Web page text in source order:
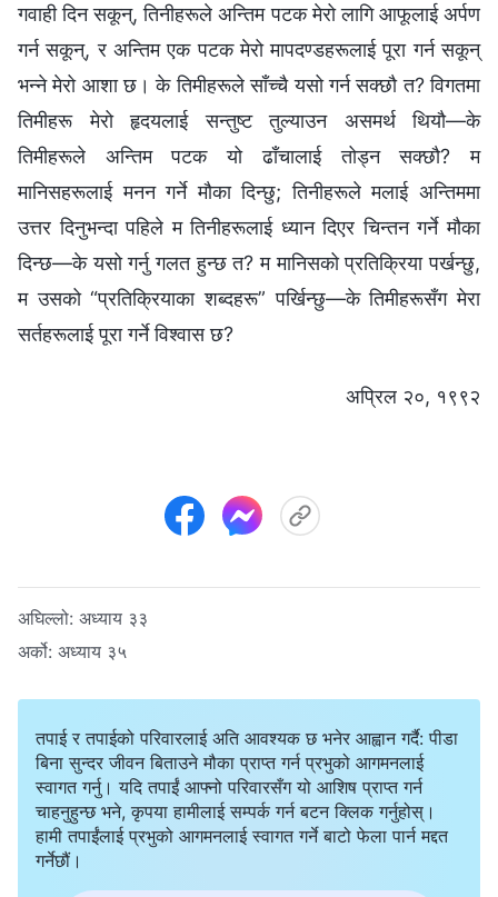
गवाही दिन सकून्, तिनीहरूले अन्तिम पटक मेरो लागि आफूलाई अर्पण
गर्न सकून्, र अन्तिम एक पटक मेरो मापदण्डहरूलाई पूरा गर्न सकून्
भन्‍ने मेरो आशा छ। के तिमीहरूले साँच्‍चै यसो गर्न सक्छौ त? विगतमा
तिमीहरू मेरो हृदयलाई सन्तुष्ट तुल्याउन असमर्थ थियौ—के
तिमीहरूले अन्तिम पटक यो ढाँचालाई तोड्न सक्छौ? म
मानिसहरूलाई मनन गर्ने मौका दिन्छु; तिनीहरूले मलाई अन्तिममा
उत्तर दिनुभन्दा पहिले म तिनीहरूलाई ध्यान दिएर चिन्तन गर्ने मौका
दिन्छ—के यसो गर्नु गलत हुन्छ त? म मानिसको प्रतिक्रिया पर्खन्छु,
म उसको “प्रतिक्रियाका शब्दहरू” पर्खिन्छु—के तिमीहरूसँग मेरा
सर्तहरूलाई पूरा गर्ने विश्‍वास छ?
अप्रिल २०, १९९२
अघिल्लो: अध्याय ३३
अर्को: अध्याय ३५
तपाई र तपाईको परिवारलाई अति आवश्यक छ भनेर आह्वान गर्दै: पीडा
बिना सुन्दर जीवन बिताउने मौका प्राप्त गर्न प्रभुको आगमनलाई
स्वागत गर्नु। यदि तपाईं आफ्नो परिवारसँग यो आशिष प्राप्त गर्न
चाहनुहुन्छ भने, कृपया हामीलाई सम्पर्क गर्न बटन क्लिक गर्नुहोस्।
हामी तपाईंलाई प्रभुको आगमनलाई स्वागत गर्ने बाटो फेला पार्न मद्दत
गर्नेछौं।